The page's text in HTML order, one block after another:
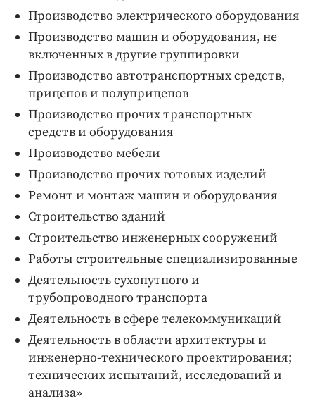
Производство электрического оборудования
Производство машин и оборудования, не
включенных в другие группировки
Производство автотранспортных средств,
прицепов и полуприцепов
Производство прочих транспортных
средств и оборудования
Производство мебели
Производство прочих готовых изделий
Ремонт и монтаж машин и оборудования
Строительство зданий
Строительство инженерных сооружений
Работы строительные специализированные
Деятельность сухопутного и
трубопроводного транспорта
Деятельность в сфере телекоммуникаций
Деятельность в области архитектуры и
инженерно-технического проектирования;
технических испытаний, исследований и
анализа»